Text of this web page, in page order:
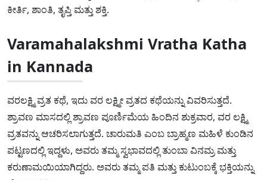
ಕೀರ್ತಿ, ಶಾಂತಿ, ತೃಪ್ತಿ ಮತ್ತು ಶಕ್ತಿ.
Varamahalakshmi Vratha Katha
in Kannada
ವರಲಕ್ಷ್ಮಿ ವ್ರತ ಕಥೆ, ಇದು ವರ ಲಕ್ಷ್ಮೀ ವ್ರತದ ಕಥೆಯನ್ನು ವಿವರಿಸುತ್ತದೆ.
ಶ್ರಾವಣ ಮಾಸದಲ್ಲಿ ಶ್ರಾವಣ ಪೂರ್ಣಿಮೆಯ ಹಿಂದಿನ ಶುಕ್ರವಾರ, ವರ ಲಕ್ಷ್ಮಿ
ವ್ರತವನ್ನು ಆಚರಿಸಲಾಗುತ್ತದೆ. ಚಾರುಮತಿ ಎಂಬ ಬ್ರಾಹ್ಮಣ ಮಹಿಳೆ ಕುಂಡಿನ
ಪಟ್ಟಣದಲ್ಲಿ ಇದ್ದಳು, ಅವರು ತಮ್ಮ ಸ್ವಭಾವದಲ್ಲಿ ತುಂಬಾ ವಿನಮ್ರ ಮತ್ತು
ಕರುಣಾಮಯಿಯಾಗಿದ್ದರು. ಅವರು ತಮ್ಮ ಪತಿ ಮತ್ತು ಕುಟುಂಬಕ್ಕೆ ಭಕ್ತಿಯನ್ನು